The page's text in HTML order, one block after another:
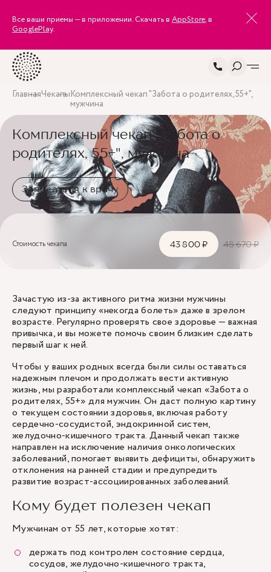
Все ваши приемы — в приложении. Скачать в AppStore, в
GooglePlay.
ГлавнаяЧекапыКомплексный чекап "Забота о родителях, 55+",
мужчина
Комплексный чекап "Забота о
родителях, 55+", мужчина
Записаться к врачу
Стоимость чекапа 43 800 ₽ 48 670 ₽
Зачастую из-за активного ритма жизни мужчины
следуют принципу «некогда болеть» даже в зрелом
возрасте. Регулярно проверять свое здоровье — важная
привычка, и вы можете помочь своим близким сделать
первый шаг к ней.
Чтобы у ваших родных всегда были силы оставаться
надежным плечом и продолжать вести активную
жизнь, мы разработали комплексный чекап «Забота о
родителях, 55+» для мужчин. Он даст полную картину
о текущем состоянии здоровья, включая работу
сердечно-сосудистой, эндокринной систем,
желудочно-кишечного тракта. Данный чекап также
направлен на исключение наличия онкологических
заболеваний, помогает выявить дефициты, обнаружить
отклонения на ранней стадии и предупредить
развитие возраст-ассоциированных заболеваний.
Кому будет полезен чекап
Мужчинам от 55 лет, которые хотят:
держать под контролем состояние сердца,
сосудов, желудочно-кишечного тракта,